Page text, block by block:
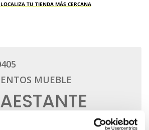
LOCALIZA TU TIENDA MÁS CERCANA